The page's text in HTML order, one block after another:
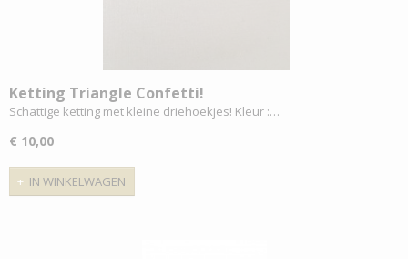
Ketting Triangle Confetti!
Schattige ketting met kleine driehoekjes! Kleur :…
€ 10,00
IN WINKELWAGEN